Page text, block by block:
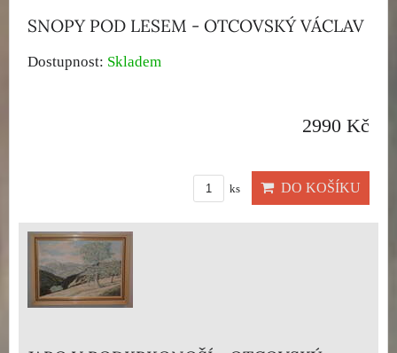
SNOPY POD LESEM - OTCOVSKÝ VÁCLAV
Dostupnost: Skladem
2990 Kč
ks DO KOŠÍKU